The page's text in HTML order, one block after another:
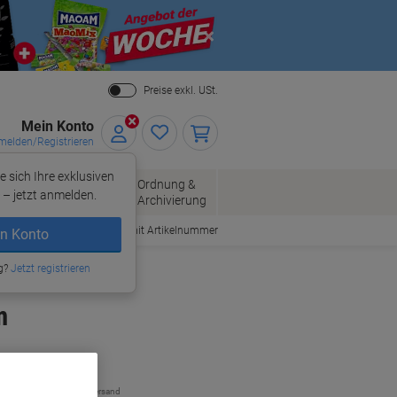
Close
Preise exkl. USt.
Mein Konto
Registrieren
sich Ihre exklusiven
jetzt anmelden.
Konto
Jetzt registrieren
Bürobedarf
Ordnung &
Archivierung
Bestellen mit Artikelnummer
zzgl. Versand